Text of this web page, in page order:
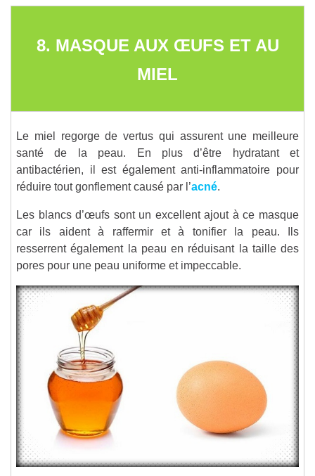
8. MASQUE AUX ŒUFS ET AU
MIEL
Le miel regorge de vertus qui assurent une meilleure
santé de la peau. En plus d’être hydratant et
antibactérien, il est également anti-inflammatoire pour
réduire tout gonflement causé par l’acné.
Les blancs d’œufs sont un excellent ajout à ce masque
car ils aident à raffermir et à tonifier la peau. Ils
resserrent également la peau en réduisant la taille des
pores pour une peau uniforme et impeccable.